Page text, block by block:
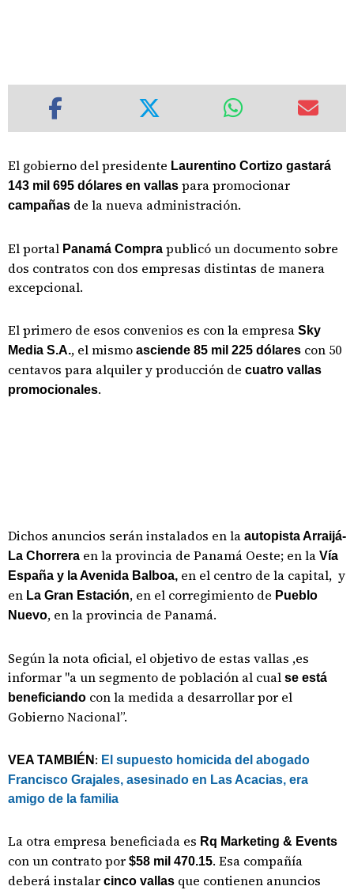
El gobierno del presidente Laurentino Cortizo gastará
143 mil 695 dólares en vallas para promocionar
campañas de la nueva administración.
El portal Panamá Compra publicó un documento sobre
dos contratos con dos empresas distintas de manera
excepcional.
El primero de esos convenios es con la empresa Sky
Media S.A., el mismo asciende 85 mil 225 dólares con 50
centavos para alquiler y producción de cuatro vallas
promocionales.
Dichos anuncios serán instalados en la autopista Arraijá-
La Chorrera en la provincia de Panamá Oeste; en la Vía
España y la Avenida Balboa, en el centro de la capital, y
en La Gran Estación, en el corregimiento de Pueblo
Nuevo, en la provincia de Panamá.
Según la nota oficial, el objetivo de estas vallas ,es
informar "a un segmento de población al cual se está
beneficiando con la medida a desarrollar por el
Gobierno Nacional”.
VEA TAMBIÉN : El supuesto homicida del abogado
Francisco Grajales, asesinado en Las Acacias, era
amigo de la familia
La otra empresa beneficiada es Rq Marketing & Events
con un contrato por $58 mil 470.15. Esa compañía
deberá instalar cinco vallas que contienen anuncios